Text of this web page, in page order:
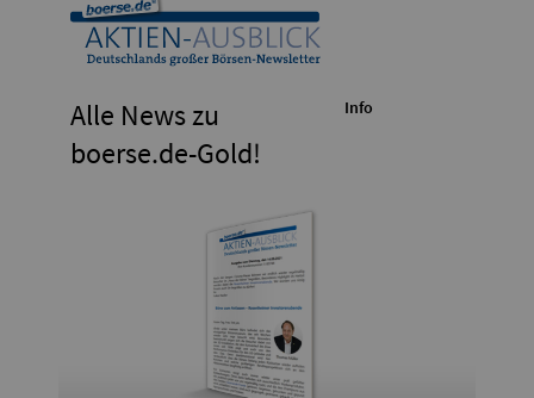
Alle News zu
boerse.de-Gold!
Info